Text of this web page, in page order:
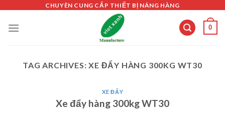
content
CHUYÊN CUNG CẤP THIẾT BỊ NÂNG HÀNG
0
TAG ARCHIVES:XE ĐẨY HÀNG 300KG WT30
XE ĐẨY
Xe đẩy hàng 300kg WT30